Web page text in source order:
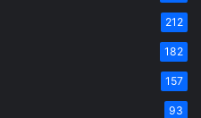
212
182
157
93